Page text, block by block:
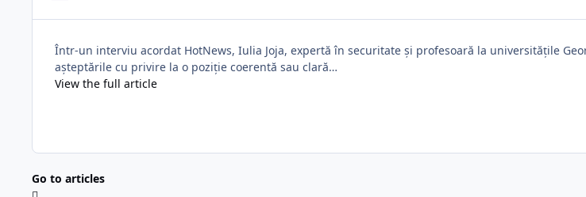
Într-un interviu acordat HotNews, Iulia Joja, expertă în securitate și profesoară la universitățile
așteptările cu privire la o poziție coerentă sau clară…
View the full article
Go to articles